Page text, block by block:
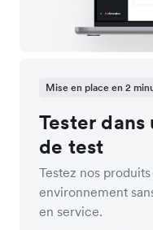
Mise en place en 2
Tester
de test
Testez nos
environnement
en service.